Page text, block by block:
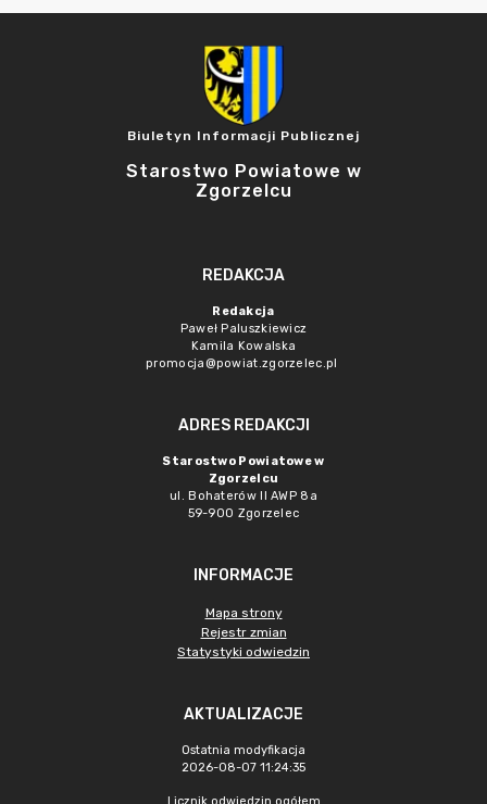
Biuletyn Informacji Publicznej
Starostwo Powiatowe w
Zgorzelcu
REDAKCJA
Redakcja
Paweł Paluszkiewicz
Kamila Kowalska
promocja@powiat.zgorzelec.pl
ADRES REDAKCJI
Starostwo Powiatowe w
Zgorzelcu
ul. Bohaterów II AWP 8a
59-900 Zgorzelec
INFORMACJE
Mapa strony
Rejestr zmian
Statystyki odwiedzin
AKTUALIZACJE
Ostatnia modyfikacja
2026-08-07 11:24:35